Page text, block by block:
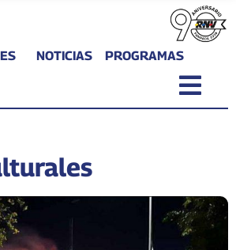
NOTICIAS PROGRAMAS